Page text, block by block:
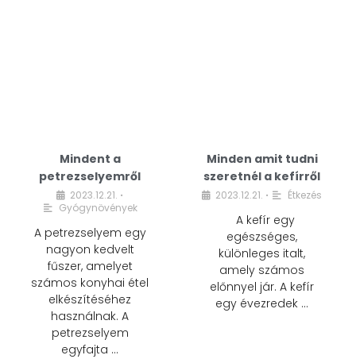
Mindent a
petrezselyemről
2023.12.21. •
Gyógynövények
A petrezselyem egy
nagyon kedvelt
fűszer, amelyet
számos konyhai étel
elkészítéséhez
használnak. A
petrezselyem
egyfajta …
Minden amit tudni
szeretnél a kefírről
2023.12.21. • Étkezés
A kefír egy
egészséges,
különleges italt,
amely számos
előnnyel jár. A kefír
egy évezredek …